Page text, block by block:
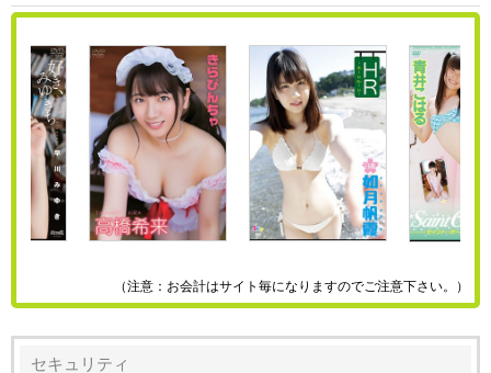
（注意：お会計はサイト毎になりますのでご注意下さい。）
セキュリティ